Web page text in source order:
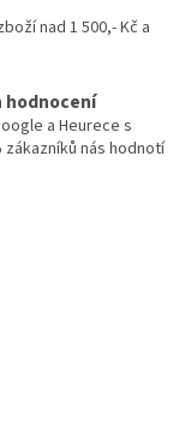
nad 1 500,- Kč a
hodnocení
a Heurece s
nás hodnotí